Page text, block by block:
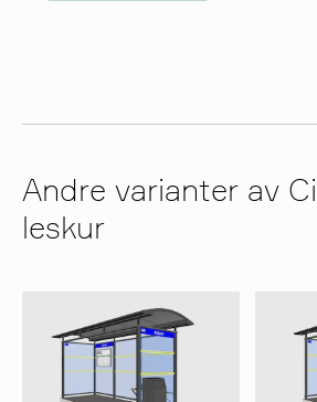
Andre varianter av
leskur